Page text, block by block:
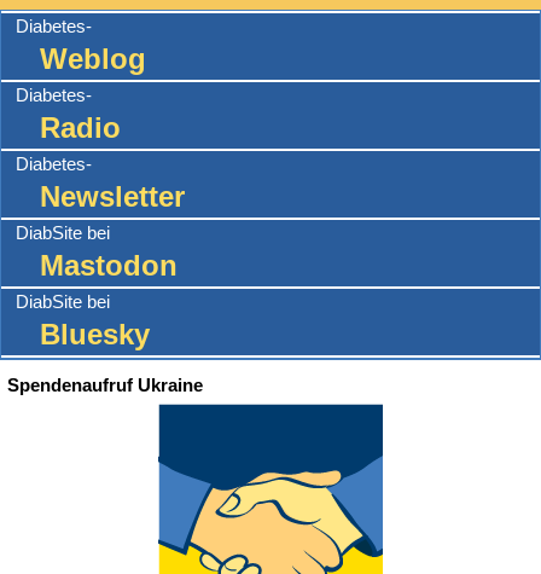
Diabetes-
Weblog
Diabetes-
Radio
Diabetes-
Newsletter
DiabSite bei
Mastodon
DiabSite bei
Bluesky
Spendenaufruf Ukraine